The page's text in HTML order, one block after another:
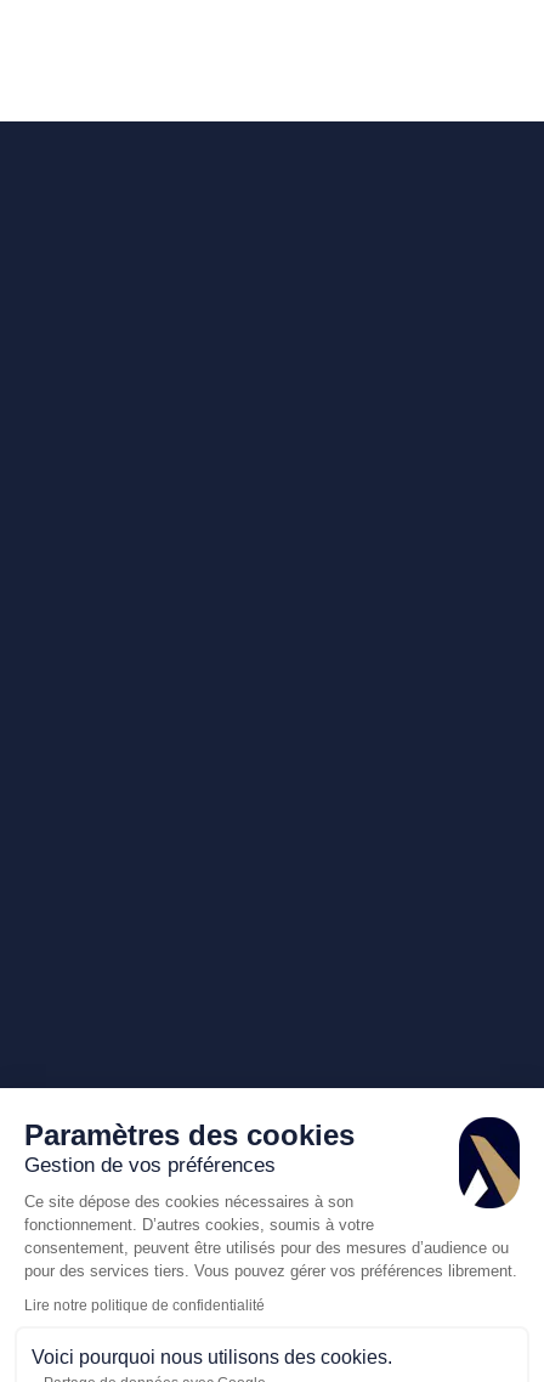
Paramètres des cookies
Gestion de vos préférences
Ce site dépose des cookies nécessaires à son
fonctionnement. D’autres cookies, soumis à votre
consentement, peuvent être utilisés pour des mesures d’audience ou
pour des services tiers. Vous pouvez gérer vos préférences librement.
Lire notre politique de confidentialité
Voici pourquoi nous utilisons des cookies.